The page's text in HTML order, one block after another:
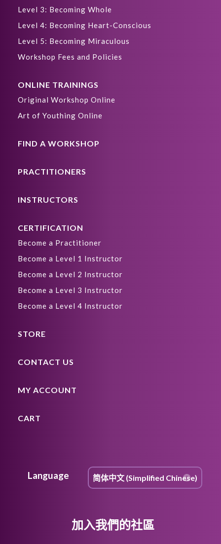
Level 3: Becoming Whole
Level 4: Becoming Heart-Conscious
Level 5: Becoming Miraculous
Workshop Fees and Policies
ONLINE TRAININGS
Original Workshop Online
Art of Youthing Online
FIND A WORKSHOP
PRACTITIONERS
INSTRUCTORS
CERTIFICATION
Become a Practitioner
Become a Level 1 Instructor
Become a Level 2 Instructor
Become a Level 3 Instructor
Become a Level 4 Instructor
STORE
CONTACT US
MY ACCOUNT
CART
Language
加入我們的社區